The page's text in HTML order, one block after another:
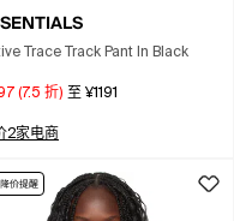
Trace Track Pant In Black
(7.5 折) 至 ¥1191
2家电商